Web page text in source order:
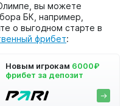
вы можете
БК, например,
о выгодном старте в
фрибет:
Новым игрокам 6000₽
фрибет за депозит